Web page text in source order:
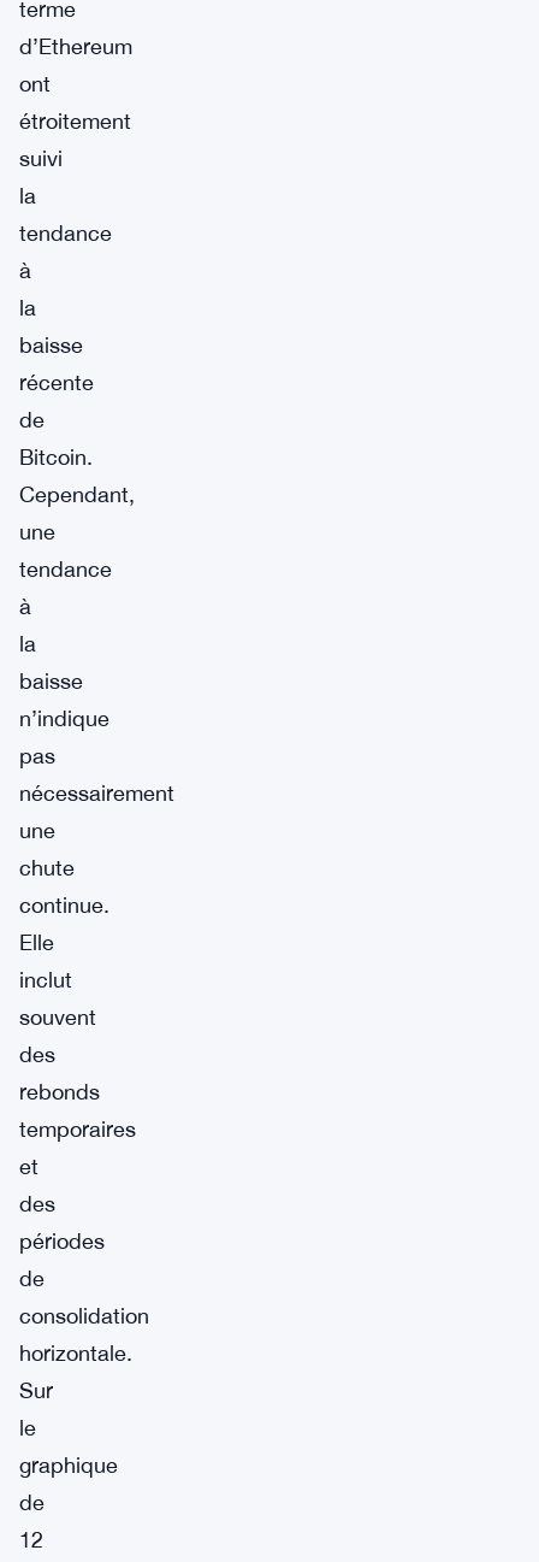
terme
d’Ethereum
ont
étroitement
suivi
la
tendance
à
la
baisse
récente
de
Bitcoin.
Cependant,
une
tendance
à
la
baisse
n’indique
pas
nécessairement
une
chute
continue.
Elle
inclut
souvent
des
rebonds
temporaires
et
des
périodes
de
consolidation
horizontale.
Sur
le
graphique
de
12